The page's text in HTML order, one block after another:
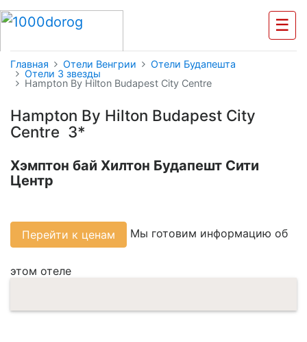
☰
Главная Отели Венгрии
Отели Будапешта
Отели 3 звезды
Hampton By Hilton Budapest City Centre
Hampton By Hilton Budapest City
Centre 3*
Хэмптон бай Хилтон Будапешт Сити
Центр
Перейти к ценам Мы готовим информацию об
этом отеле